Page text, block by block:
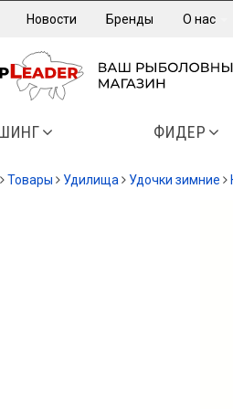
Новости Бренды О нас
ФИДЕР
Товары Удилища Удочки зимние